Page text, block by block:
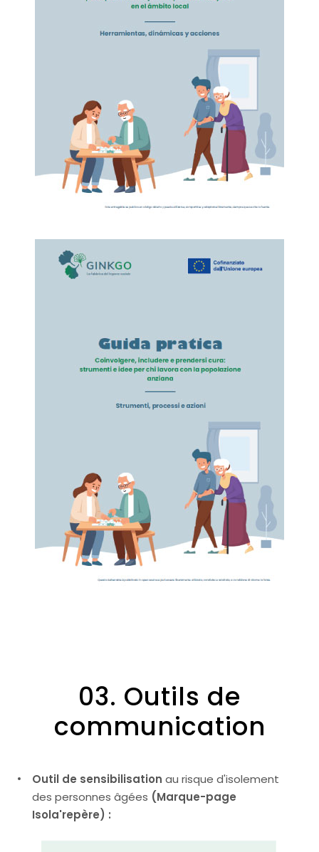
03. Outils de
communication
Outil de sensibilisation au risque d'isolement
des personnes âgées (Marque-page
Isola'repère) :